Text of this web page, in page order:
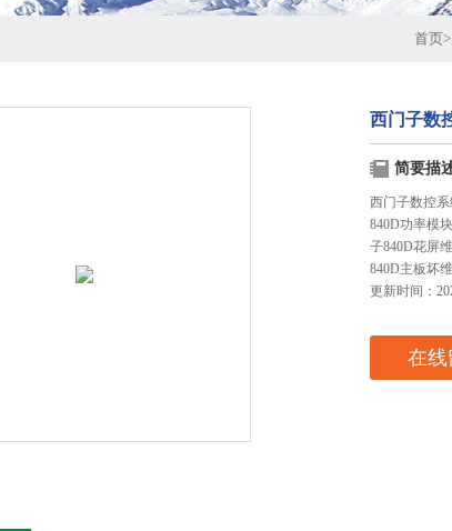
首页>
西门子数
简要描
西门子数控
840D功率模
子840D花屏
840D主板坏
更新时间：
在线